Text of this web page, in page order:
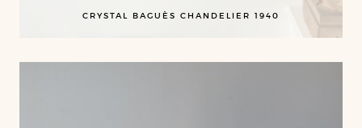
CRYSTAL BAGUÈS CHANDELIER 1940